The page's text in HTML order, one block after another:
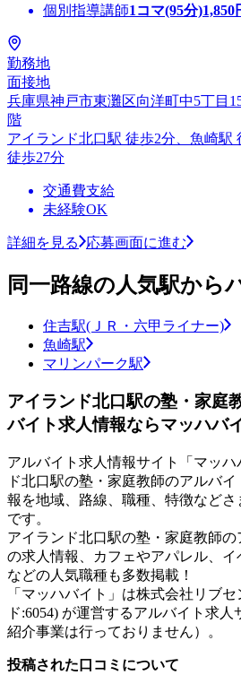
個別指導講師1コマ(95分)1,850
勤務地
面接地
兵庫県神戸市東灘区向洋町中5丁目
階
アイランド北口駅 徒歩2分、魚崎駅
徒歩27分
交通費支給
未経験OK
詳細を見る 応募画面に進む
同一路線の人気駅から
住吉駅(ＪＲ・六甲ライナー)
魚崎駅
マリンパーク駅
アイランド北口駅の塾・家庭
バイト求人情報ならマッハバ
アルバイト求人情報サイト「マッ
ド北口駅の塾・家庭教師のアルバ
報を地域、路線、職種、特徴など
です。
アイランド北口駅の塾・家庭教師
の求人情報、カフェやアパレル、イ
などの人気職種も多数掲載！
「マッハバイト」は株式会社リブ
ド:6054) が運営するアルバイト求
紹介事業は行っておりません）。
投稿された口コミについて